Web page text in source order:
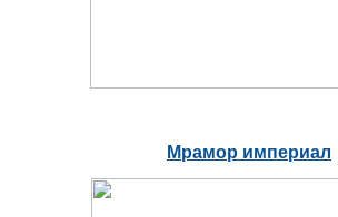
Мрамор империал